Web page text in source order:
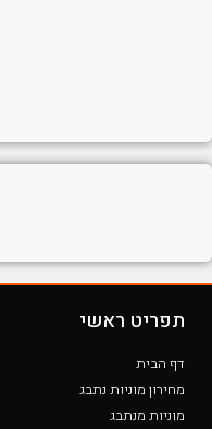
תפריט ראשי
דף הבית
מחירון מוניות נתבג
מוניות מנתבג